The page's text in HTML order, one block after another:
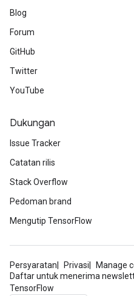
Blog
Forum
GitHub
Twitter
YouTube
Dukungan
Issue Tracker
Catatan rilis
Stack Overflow
Pedoman brand
Mengutip TensorFlow
Persyaratan Privasi
Manage
Daftar untuk menerima
TensorFlow